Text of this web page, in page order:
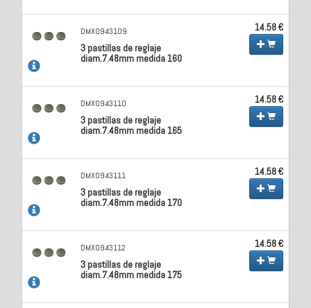
DMX0943109
3 pastillas de reglaje
diam.7.48mm medida 160
14.58 €
DMX0943110
3 pastillas de reglaje
diam.7.48mm medida 165
14.58 €
DMX0943111
3 pastillas de reglaje
diam.7.48mm medida 170
14.58 €
DMX0943112
3 pastillas de reglaje
diam.7.48mm medida 175
14.58 €